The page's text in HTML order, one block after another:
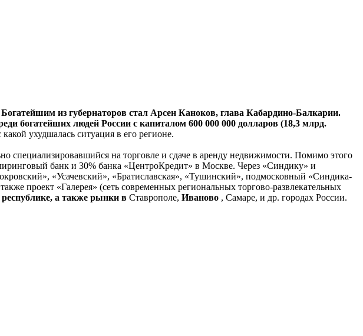
из губернаторов стал Арсен Каноков, глава Кабардино-Балкарии.
богатейших людей России с капиталом 600 000 000 долларов (18,3 млрд.
ухудшалась ситуация в его регионе.
специализировавшийся на торговле и сдаче в аренду недвижимости. Помимо этого
банк и 30% банка «ЦентроКредит» в Москве. Через «Синдику» и
«Усачевский», «Братиславская», «Тушинский», подмосковный «Синдика-
проект «Галерея» (сеть современных региональных торгово-развлекательных
а также рынки в Ставрополе, Иваново , Самаре, и др. городах России.